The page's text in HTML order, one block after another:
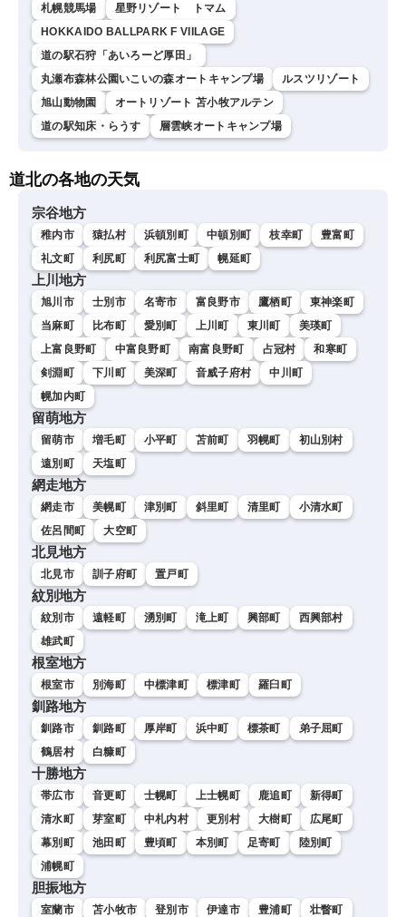
札幌競馬場
星野リゾート トマム
HOKKAIDO BALLPARK F VIILAGE
道の駅石狩「あいろーど厚田」
丸瀬布森林公園いこいの森オートキャンプ場
ルスツリゾート
旭山動物園
オートリゾート 苫小牧アルテン
道の駅知床・らうす
層雲峡オートキャンプ場
道北の各地の天気
宗谷地方
稚内市 猿払村 浜頓別町 中頓別町 枝幸町
豊富町
礼文町
利尻町 利尻富士町 幌延町
上川地方
旭川市 士別市 名寄市 富良野市 鷹栖町
東神楽町
当麻町
比布町 愛別町 上川町 東川町
美瑛町
上富良野町
中富良野町 南富良野町 占冠村
和寒町
剣淵町
下川町 美深町 音威子府村
中川町
幌加内町
留萌地方
留萌市 増毛町 小平町 苫前町 羽幌町
初山別村
遠別町
天塩町
網走地方
網走市 美幌町 津別町 斜里町 清里町
小清水町
佐呂間町
大空町
北見地方
北見市 訓子府町 置戸町
紋別地方
紋別市 遠軽町 湧別町 滝上町 興部町
西興部村
雄武町
根室地方
根室市 別海町 中標津町 標津町 羅臼町
釧路地方
釧路市 釧路町 厚岸町 浜中町 標茶町
弟子屈町
鶴居村
白糠町
十勝地方
帯広市 音更町 士幌町 上士幌町 鹿追町
新得町
清水町
芽室町 中札内村 更別村 大樹町
広尾町
幕別町
池田町 豊頃町 本別町 足寄町
陸別町
浦幌町
胆振地方
室蘭市 苫小牧市 登別市 伊達市 豊浦町 壮瞥町